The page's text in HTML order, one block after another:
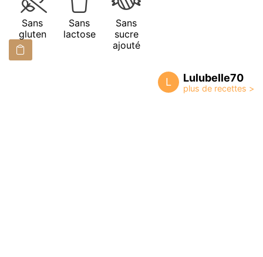
Sans
gluten
Sans
lactose
Sans
sucre
ajouté
L Lulubelle70